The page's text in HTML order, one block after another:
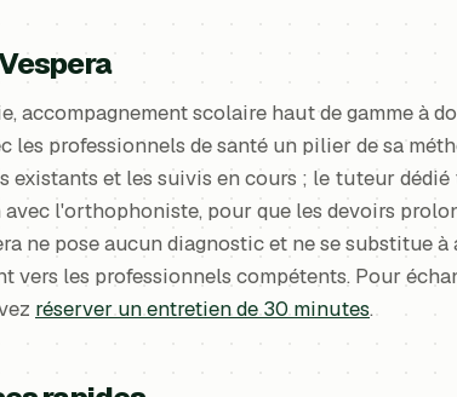
accompagnement scolaire haut de gamme à
les professionnels de santé un pilier de sa
existants et les suivis en cours ; le tuteur
l'orthophoniste, pour que les devoirs
ne pose aucun diagnostic et ne se substitue
vers les professionnels compétents. Pour
réserver un entretien de 30 minutes.